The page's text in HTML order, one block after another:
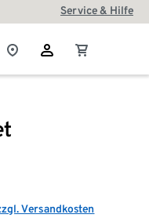
Service & Hilfe
Versandkosten